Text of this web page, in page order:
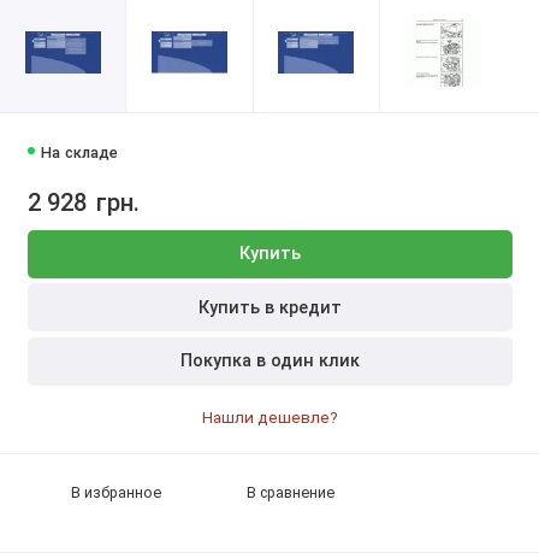
На складе
2 928 грн.
Купить
Купить в кредит
Покупка в один клик
Нашли дешевле?
В избранное В сравнение